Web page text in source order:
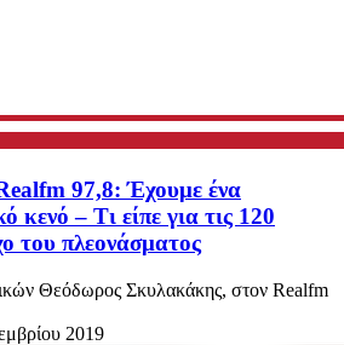
97,8: Έχουμε ένα
κενό – Τι είπε για τις 120
του πλεονάσματος
Θεόδωρος Σκυλακάκης, στον Realfm
2019